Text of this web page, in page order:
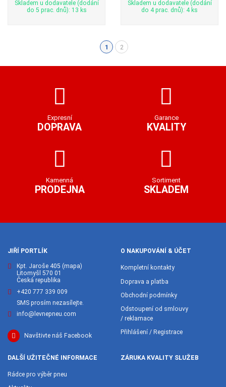
Skladem u dodavatele (dodání
do 5 prac. dnů): 13 ks
Skladem u dodavatele (dodání
do 4 prac. dnů): 4 ks
1(aktuální)
2
Expresní
DOPRAVA
Garance
KVALITY
Kamenná
PRODEJNA
Sortiment
SKLADEM
JIŘÍ PORTLÍK
Kpt. Jaroše 405 (mapa)
Litomyšl 570 01
Česká republika
+420 777 339 009
SMS prosím nezasílejte.
info@levnepneu.com
Navštivte náš Facebook
O NAKUPOVÁNÍ & ÚČET
Kompletní kontakty
Doprava a platba
Obchodní podmínky
Odstoupení od smlouvy
/ reklamace
Přihlášení / Registrace
DALŠÍ UŽITEČNÉ INFORMACE
Rádce pro výběr pneu
ZÁRUKA KVALITY SLUŽEB